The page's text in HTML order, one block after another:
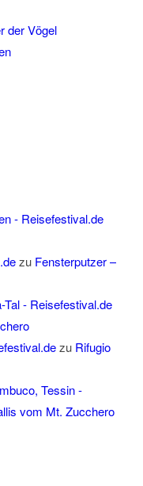
der Vögel
- Reisefestival.de
zu Fensterputzer –
- Reisefestival.de
zu Rifugio
Tessin -
vom Mt. Zucchero